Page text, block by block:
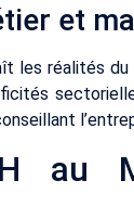
et
les réalités
au